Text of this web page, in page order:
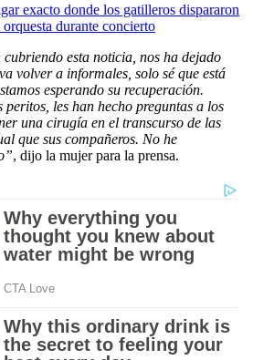
exacto donde los gatilleros dispararon
durante concierto
cubriendo esta noticia, nos ha dejado
volver a informales, solo sé que está
esperando su recuperación.
les han hecho preguntas a los
una cirugía en el transcurso de las
que sus compañeros. No he
, dijo la mujer para la prensa.